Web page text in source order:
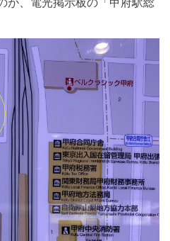
が、電光掲示板の「甲府駅総